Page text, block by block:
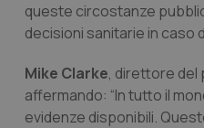
queste circostanze
decisioni sanitarie in caso
Mike Clarke, direttore del
affermando: “In tutto il
evidenze disponibili.